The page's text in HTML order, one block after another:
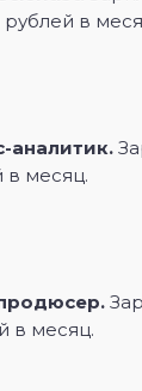
рублей в
аналитик.
в месяц.
в месяц.